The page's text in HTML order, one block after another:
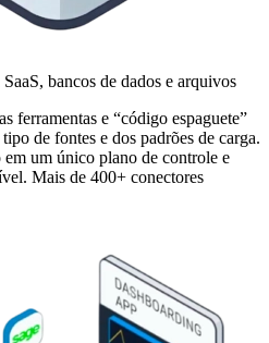
bancos de dados e arquivos
ferramentas e “código espaguete”
de fontes e dos padrões de carga.
um único plano de controle e
Mais de 400+ conectores